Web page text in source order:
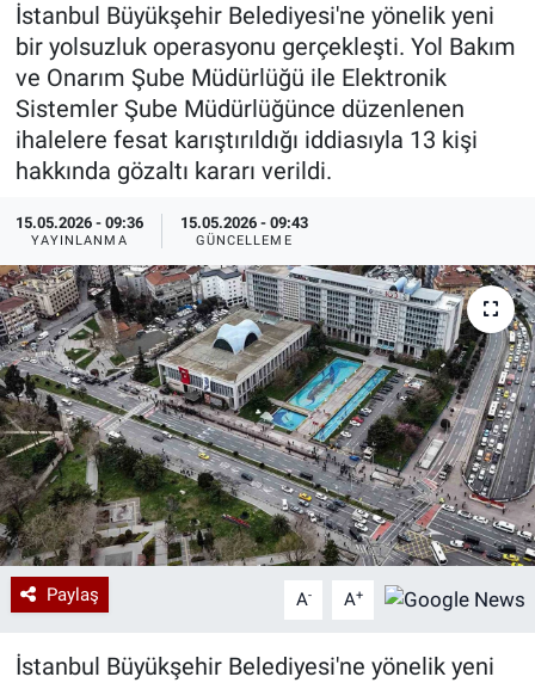
İstanbul Büyükşehir Belediyesi'ne yönelik yeni
bir yolsuzluk operasyonu gerçekleşti. Yol Bakım
ve Onarım Şube Müdürlüğü ile Elektronik
Sistemler Şube Müdürlüğünce düzenlenen
ihalelere fesat karıştırıldığı iddiasıyla 13 kişi
hakkında gözaltı kararı verildi.
15.05.2026 - 09:36
YAYINLANMA
15.05.2026 - 09:43
GÜNCELLEME
Paylaş A- A+
İstanbul Büyükşehir Belediyesi'ne yönelik yeni
Trend
Özel Haberler
Yazarlar
Ekonomi
Dünya
Medya
Özel Haberler
Kadın
Erişim Bilgileri
Sağlık
Teknoloji
Ramazan
Son Dakika Haberleri
Haber Arşivi